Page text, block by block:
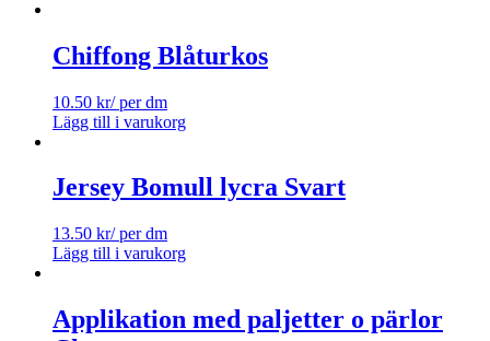
Chiffong Blåturkos
10.50 kr/ per dm
Lägg till i varukorg
Jersey Bomull lycra Svart
13.50 kr/ per dm
Lägg till i varukorg
Applikation med paljetter o pärlor